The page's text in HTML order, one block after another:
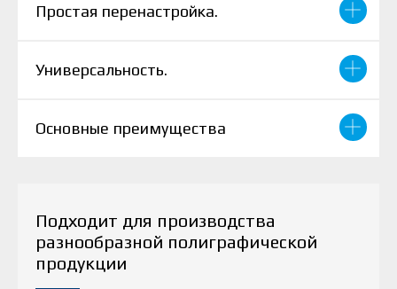
Простая перенастройка.
Универсальность.
Основные преимущества
Подходит для производства
разнообразной полиграфической
продукции